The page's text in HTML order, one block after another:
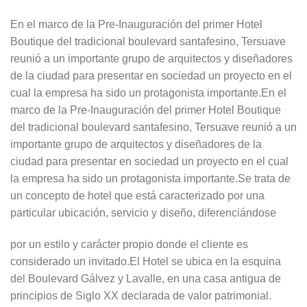
En el marco de la Pre-Inauguración del primer Hotel
Boutique del tradicional boulevard santafesino, Tersuave
reunió a un importante grupo de arquitectos y diseñadores
de la ciudad para presentar en sociedad un proyecto en el
cual la empresa ha sido un protagonista importante.En el
marco de la Pre-Inauguración del primer Hotel Boutique
del tradicional boulevard santafesino, Tersuave reunió a un
importante grupo de arquitectos y diseñadores de la
ciudad para presentar en sociedad un proyecto en el cual
la empresa ha sido un protagonista importante.Se trata de
un concepto de hotel que está caracterizado por una
particular ubicación, servicio y diseño, diferenciándose
por un estilo y carácter propio donde el cliente es
considerado un invitado.El Hotel se ubica en la esquina
del Boulevard Gálvez y Lavalle, en una casa antigua de
principios de Siglo XX declarada de valor patrimonial.